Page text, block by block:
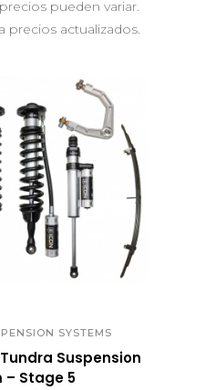
pueden variar.
precios actualizados.
SYSTEMS
Suspension
– Stage 5